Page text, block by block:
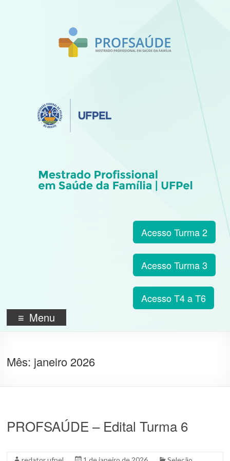
Acesso Turma 2
Acesso Turma 3
Acesso T4 a T6
Menu
Mês: janeiro 2026
PROFSAÚDE – Edital Turma 6